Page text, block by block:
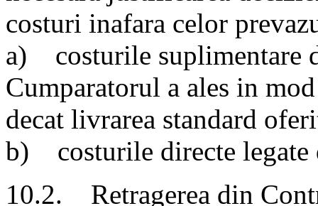
costuri inafara celor
a) costurile suplimentare
Cumparatorul a ales in
decat livrarea standard
b) costurile directe legate
10.2. Retragerea din